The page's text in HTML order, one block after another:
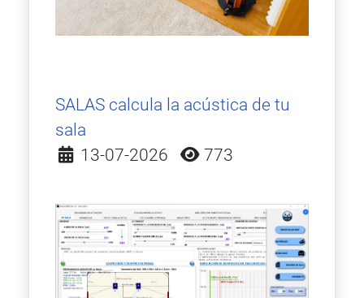
SALAS calcula la acústica de tu
sala
Detalles
13-07-2026 773